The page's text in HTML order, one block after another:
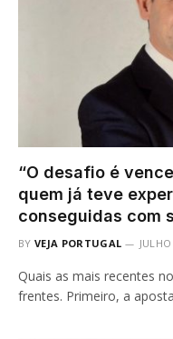
“O desafio é
quem já teve
conseguidas com
BY VEJA PORTUGAL
Quais as mais recentes
frentes. Primeiro, a